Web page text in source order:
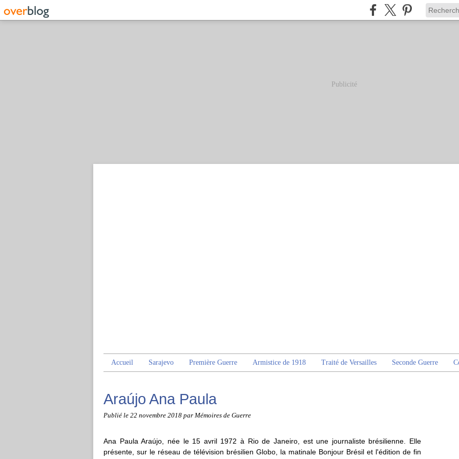
Publicité
Accueil Sarajevo Première Guerre Armistice de 1918 Traité de Versailles Seconde Guerre
Araújo Ana Paula
Publié le 22 novembre 2018 par Mémoires de Guerre
Ana Paula Araújo, née le 15 avril 1972 à Rio de Janeiro, est une journaliste brésilienne. Elle
présente, sur le réseau de télévision brésilien Globo, la matinale Bonjour Brésil et l'édition de fin